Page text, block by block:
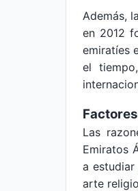
Además,
en 2012
emiratíes
el
Las
Emiratos
a
arte